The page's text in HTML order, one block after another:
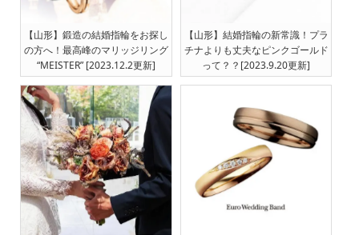
【山形】鍛造の結婚指輪をお探し
の方へ！最高峰のマリッジリング
“MEISTER” [2023.12.2更新]
【山形】結婚指輪の新常識！プラ
チナよりも丈夫なピンクゴールド
って？？[2023.9.20更新]